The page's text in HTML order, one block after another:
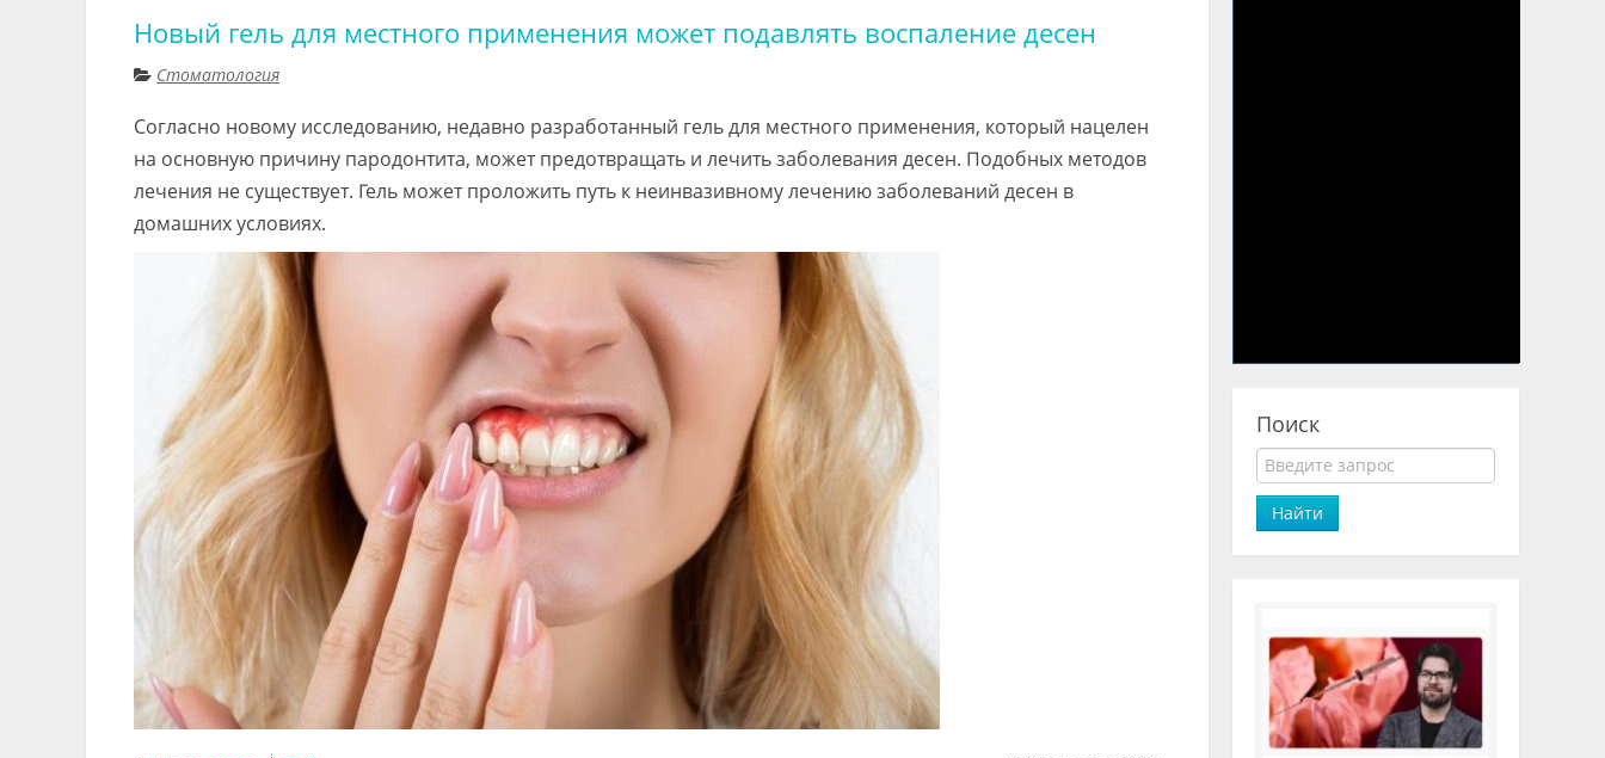
Новый гель для местного применения может подавлять воспаление десен
Стоматология
Согласно новому исследованию, недавно разработанный гель для местного применения, который нацелен
на основную причину пародонтита, может предотвращать и лечить заболевания десен. Подобных методов
лечения не существует. Гель может проложить путь к неинвазивному лечению заболеваний десен в
домашних условиях.
Поиск
Найти